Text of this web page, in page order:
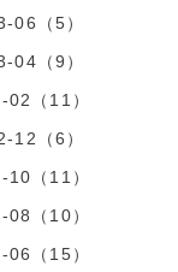
06（5）
04（9）
02（11）
12（6）
10（11）
08（10）
06（15）